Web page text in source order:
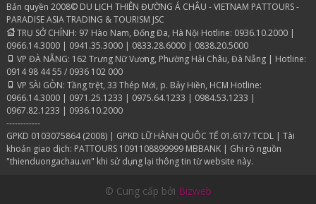
Bản quyền 2008© DU LỊCH THIÊN ĐƯỜNG Á CHÂU - VIETNAM PATTOURS -
PARADISE ASIA TRADING & TOURISM JSC
TRỤ SỞ CHÍNH: 97 Hào Nam, Đống Đa, Hà Nội Hotline: 0936.10.2000 |
0966.14.3000 | 0941.35.3000 | 0833.28.6000 | 0838.20.5000
VP ĐÀ NẴNG: 162 Trưng Nữ Vương, Phường Hải Châu, Đà Nẵng | Hotline:
0914 98 44 55 / 0936 102 000
VP SÀI GÒN: Tầng trệt, 33 Thép Mới, p. Bảy Hiền, HCM Hotline:
0966.14.3000 | 0971.25.1233 | 0975.64.1233 | 0984.53.1233 |
0967.82.1233 | 0936.10.2000
------------
GPKD 0103075864 (2008) | GPKD LỮ HÀNH QUÔC TẾ 01.617/ TCDL | Tài
khoản giao dịch: PATTOURS 1091108899999 MBBANK | Ghi rõ nguồn
"thienduongachau.vn" khi sử dụng lại thông tin từ website này.
© Cung cấp bởi Bizweb